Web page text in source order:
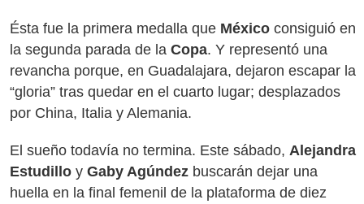
Ésta fue la primera medalla que México consiguió en
la segunda parada de la Copa. Y representó una
revancha porque, en Guadalajara, dejaron escapar la
“gloria” tras quedar en el cuarto lugar; desplazados
por China, Italia y Alemania.
El sueño todavía no termina. Este sábado, Alejandra
Estudillo y Gaby Agúndez buscarán dejar una
huella en la final femenil de la plataforma de diez